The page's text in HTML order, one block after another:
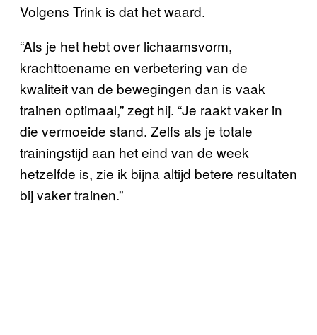
Volgens Trink is dat het waard.
“Als je het hebt over lichaamsvorm,
krachttoename en verbetering van de
kwaliteit van de bewegingen dan is vaak
trainen optimaal,” zegt hij. “Je raakt vaker in
die vermoeide stand. Zelfs als je totale
trainingstijd aan het eind van de week
hetzelfde is, zie ik bijna altijd betere resultaten
bij vaker trainen.”